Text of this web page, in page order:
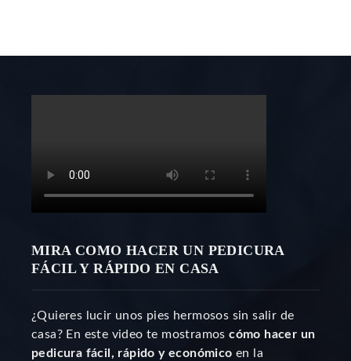
MIRA COMO HACER UN PEDICURA
FÁCIL Y RÁPIDO EN CASA
¿Quieres lucir unos pies hermosos sin salir de
casa? En este video te mostramoscómo hacer un
pedicura fácil, rápido y económico en la